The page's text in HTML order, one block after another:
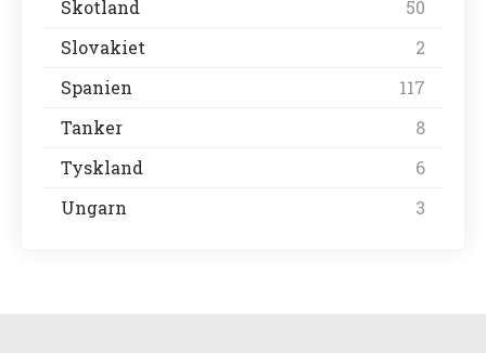
Skotland
50
Slovakiet
2
Spanien
117
Tanker
8
Tyskland
6
Ungarn
3